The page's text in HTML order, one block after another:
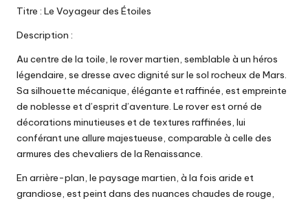
Titre : Le Voyageur des Étoiles
Description :
Au centre de la toile, le rover martien, semblable à un héros
légendaire, se dresse avec dignité sur le sol rocheux de Mars.
Sa silhouette mécanique, élégante et raffinée, est empreinte
de noblesse et d’esprit d’aventure. Le rover est orné de
décorations minutieuses et de textures raffinées, lui
conférant une allure majestueuse, comparable à celle des
armures des chevaliers de la Renaissance.
En arrière-plan, le paysage martien, à la fois aride et
grandiose, est peint dans des nuances chaudes de rouge,